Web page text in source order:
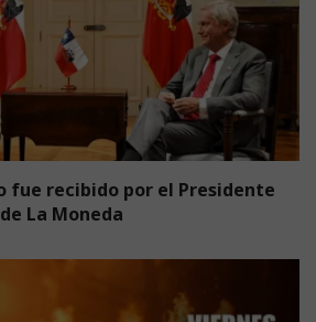
fue recibido por el Presidente
La Moneda